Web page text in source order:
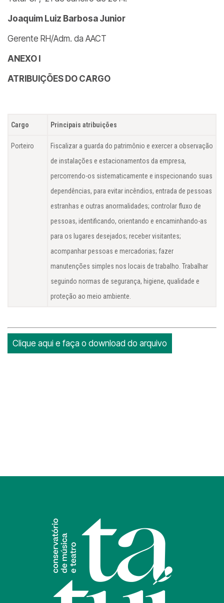
Joaquim Luiz Barbosa Junior
Gerente RH/Adm. da AACT
ANEXO I
ATRIBUIÇÕES DO CARGO
Cargo Principais atribuições
Porteiro
Fiscalizar a guarda do patrimônio e exercer a observação
de instalações e estacionamentos da empresa,
percorrendo-os sistematicamente e inspecionando suas
dependências, para evitar incêndios, entrada de pessoas
estranhas e outras anormalidades; controlar fluxo de
pessoas, identificando, orientando e encaminhando-as
para os lugares desejados; receber visitantes;
acompanhar pessoas e mercadorias; fazer
manutenções simples nos locais de trabalho. Trabalhar
seguindo normas de segurança, higiene, qualidade e
proteção ao meio ambiente.
Clique aqui e faça o download do arquivo